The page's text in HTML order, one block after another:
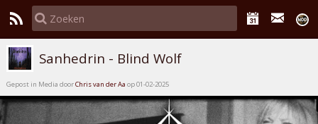
Sanhedrin - Blind Wolf
Gepost in Media doorChris van der Aa op 01-02-2025